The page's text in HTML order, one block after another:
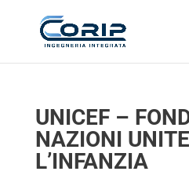
UNICEF –
NAZIONI
L’INFANZIA